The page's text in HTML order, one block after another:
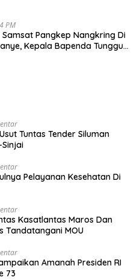
PM
Samsat Pangkep Nangkring Di
Kepala Bapenda Tunggu
Tuntas Tender Siluman
Pelayanan Kesehatan Di
Kasatlantas Maros Dan
Tandatangani MOU
Amanah Presiden RI
73